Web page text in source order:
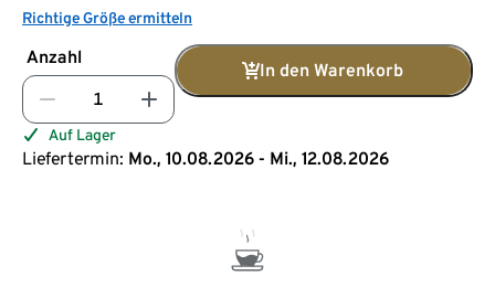
Richtige Größe ermitteln
Anzahl
In den Warenkorb
Auf Lager
Liefertermin: Mo., 10.08.2026 - Mi., 12.08.2026